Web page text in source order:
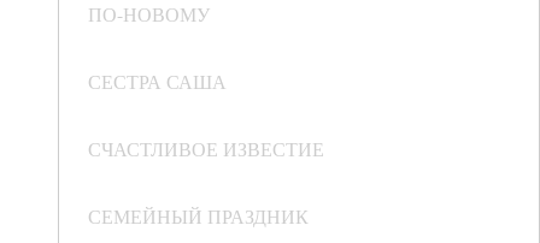
ПО-НОВОМУ
СЕСТРА САША
СЧАСТЛИВОЕ ИЗВЕСТИЕ
СЕМЕЙНЫЙ ПРАЗДНИК